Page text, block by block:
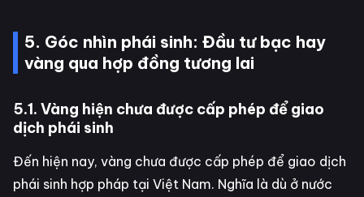
5. Góc nhìn phái sinh: Đầu tư bạc hay
vàng qua hợp đồng tương lai
5.1. Vàng hiện chưa được cấp phép để giao
dịch phái sinh
Đến hiện nay, vàng chưa được cấp phép để giao dịch
phái sinh hợp pháp tại Việt Nam. Nghĩa là dù ở nước